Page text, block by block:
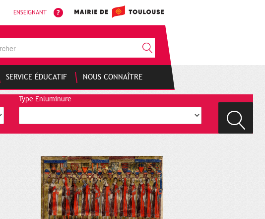
ENSEIGNANT
SERVICE ÉDUCATIF NOUS CONNAÎTRE
Type Enluminure